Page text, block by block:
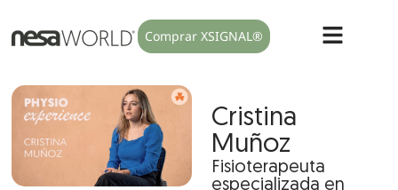
Comprar XSIGNAL®
Cristina
Muñoz
Fisioterapeuta
especializada en